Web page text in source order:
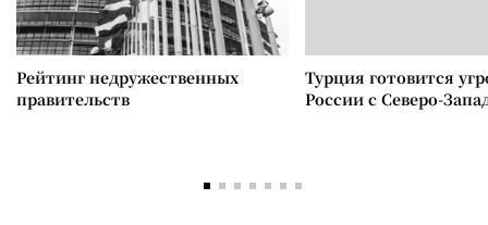
Рейтинг недружественных
правительств
Турция готовится
России с Северо-